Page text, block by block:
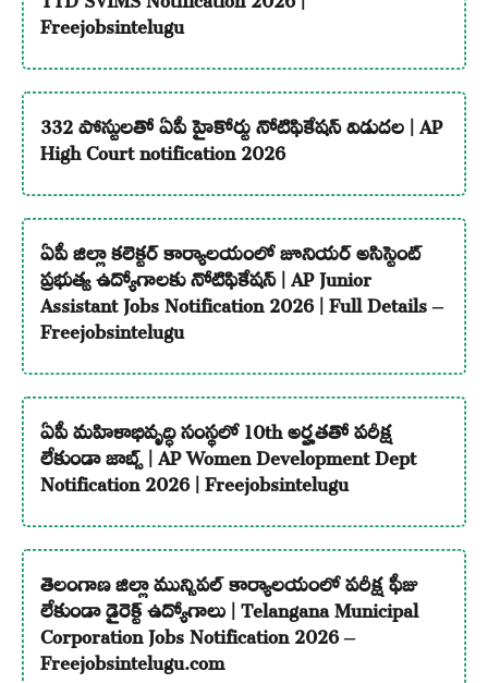
Freejobsintelugu
332 పోస్టులతో ఏపీ హైకోర్టు నోటిఫికేషన్ విడుదల | AP
High Court notification 2026
ఏపీ జిల్లా కలెక్టర్ కార్యాలయంలో జూనియర్ అసిస్టెంట్
ప్రభుత్వ ఉద్యోగాలకు నోటిఫికేషన్ | AP Junior
Assistant Jobs Notification 2026 | Full Details –
Freejobsintelugu
ఏపీ మహిళాభివృద్ధి సంస్థలో 10th అర్హతతో పరీక్ష
లేకుండా జాబ్స్ | AP Women Development Dept
Notification 2026 | Freejobsintelugu
తెలంగాణ జిల్లా మున్సిపల్ కార్యాలయంలో పరీక్ష ఫీజు
లేకుండా డైరెక్ట్ ఉద్యోగాలు | Telangana Municipal
Corporation Jobs Notification 2026 –
Freejobsintelugu.com